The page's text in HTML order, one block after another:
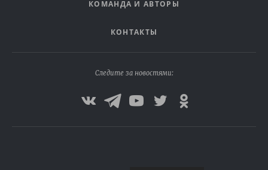
КОМАНДА И АВТОРЫ
КОНТАКТЫ
Следите за новостями: